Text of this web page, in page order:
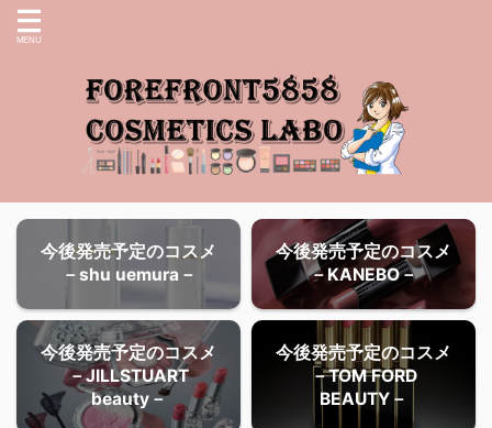
今後発売予定のコスメ
－shu uemura－
今後発売予定のコスメ
－KANEBO－
今後発売予定のコスメ
－JILLSTUART
beauty－
今後発売予定のコスメ
－TOM FORD
BEAUTY－